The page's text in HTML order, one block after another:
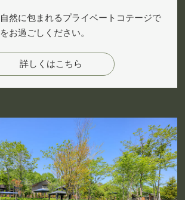
然に包まれるプライベートコテージで
お過ごしください。
詳しくはこちら